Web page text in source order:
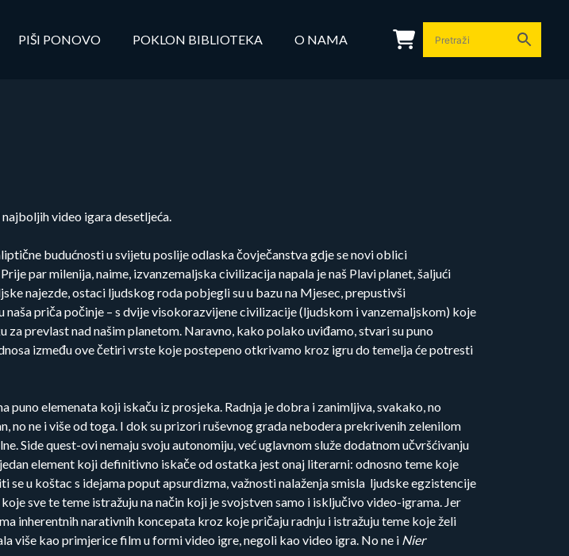
PIŠI PONOVO POKLON BIBLIOTEKA O NAMA
video igara desetljeća.
budućnosti u svijetu poslije odlaska čovječanstva gdje se novi oblici
par milenija, naime, izvanzemaljska civilizacija napala je naš Plavi planet, šaljući
najezde, ostaci ljudskog roda pobjegli su u bazu na Mjesec, prepustivši
priča počinje – s dvije visokorazvijene civilizacije (ljudskom i vanzemaljskom) koje
prevlast nad našim planetom. Naravno, kako polako uviđamo, stvari su puno
između ove četiri vrste koje postepeno otkrivamo kroz igru do temelja će potresti
elemenata koji iskaču iz prosjeka. Radnja je dobra i zanimljiva, svakako, no
ne i više od toga. I dok su prizori ruševnog grada nebodera prekrivenih zelenilom
Side quest-ovi nemaju svoju autonomiju, već uglavnom služe dodatnom učvršćivanju
element koji definitivno iskače od ostatka jest onaj literarni: odnosno teme koje
u koštac s idejama poput apsurdizma, važnosti nalaženja smisla ljudske egzistencije
sve te teme istražuju na način koji je svojstven samo i isključivo video-igrama. Jer
inherentnih narativnih koncepata kroz koje pričaju radnju i istražuju teme koje želi
više kao primjerice film u formi video igre, negoli kao video igra. No ne i Nier